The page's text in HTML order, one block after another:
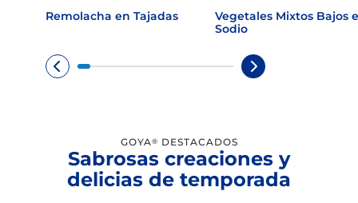
Remolacha en Tajadas
Vegetales Mixtos Bajos
Sodio
GOYA® DESTACADOS
Sabrosas creaciones y
delicias de temporada